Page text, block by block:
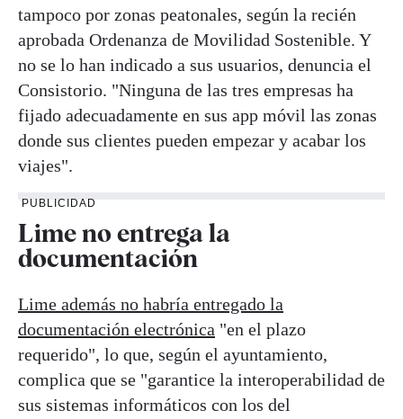
tampoco por zonas peatonales, según la recién
aprobada Ordenanza de Movilidad Sostenible. Y
no se lo han indicado a sus usuarios, denuncia el
Consistorio. "Ninguna de las tres empresas ha
fijado adecuadamente en sus app móvil las zonas
donde sus clientes pueden empezar y acabar los
viajes".
PUBLICIDAD
Lime no entrega la
documentación
Lime además no habría entregado la
documentación electrónica "en el plazo
requerido", lo que, según el ayuntamiento,
complica que se "garantice la interoperabilidad de
sus sistemas informáticos con los del